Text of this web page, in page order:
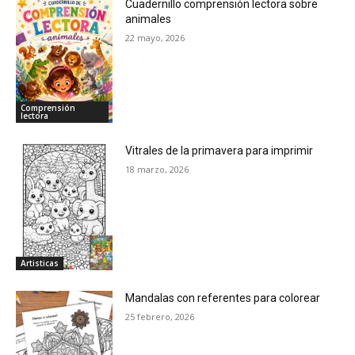
Sopa de letras
Registros de conducta, trabajos y tareas
Matemáticas
Sumas
Restas
Multiplicaciones
Divisiones
Fracciones
Figuras geométricas
Planeaciones
Primer grado
Segundo grado
Tercer grado
Cuarto grado
Quinto grado
Comprensión
lectora
Cuadernillo comprensión lectora sobre
animales
22 mayo, 2026
Artisticas
Vitrales de la primavera para imprimir
18 marzo, 2026
Mandalas con referentes para colorear
25 febrero, 2026